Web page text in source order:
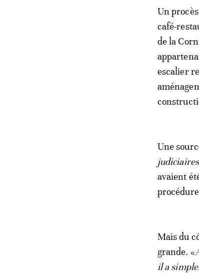
Un
café-
de la
escalier
Une
avaient
Mais du
grande. «
il a